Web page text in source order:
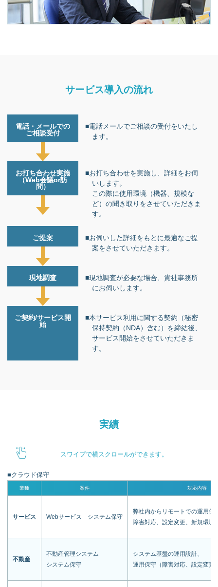
サービス導入の流れ
電話・メールでの
ご相談受付
■電話メールでご相談の受付をいたし
ます。
お打ち合わせ実施
（Web会議or訪
問）
■お打ち合わせを実施し、詳細をお伺
いします。
この際に使用環境（機器、規模な
ど）の聞き取りをさせていただきま
す。
ご提案
■お伺いした詳細をもとに最適なご提
案をさせていただきます。
現地調査
■現地調査が必要な場合、貴社事務所
にお伺いします。
ご契約/サービス開
始
■本サービス利用に関する契約（秘密
保持契約（NDA）含む）を締結後、
サービス開始をさせていただきま
す。
実績
スワイプで横スクロールができます。
■クラウド保守
業種 案件 対応内容
サービス Webサービス システム保守
弊社内からリモートでの運用保
障害対応、設定変更、新規環境
不動産
不動産管理システム
システム保守
システム基盤の運用設計、
運用保守（障害対応、設定変更